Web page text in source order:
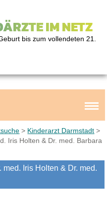
IM NETZ
bis zum vollendeten 21.
> Kinderarzt Darmstadt >
Iris Holten & Dr. med. Barbara
Iris Holten & Dr. med.